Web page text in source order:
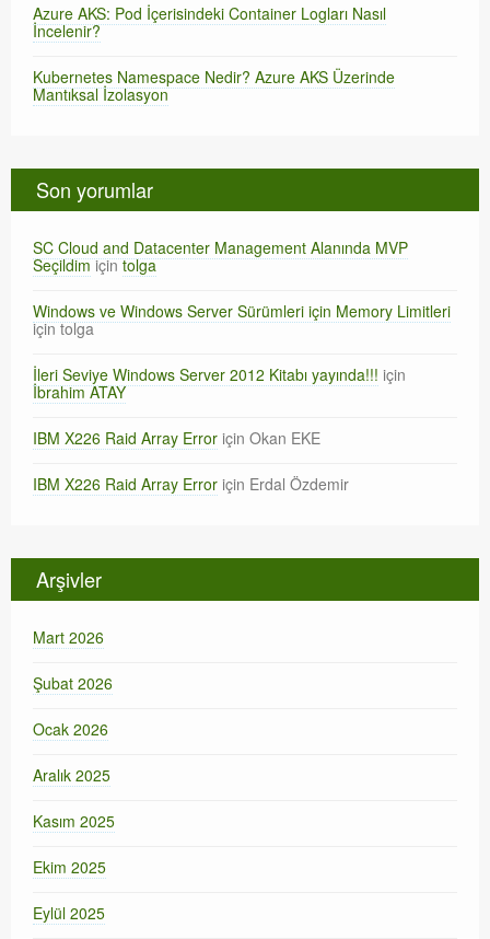
Azure AKS: Pod İçerisindeki Container Logları Nasıl
İncelenir?
Kubernetes Namespace Nedir? Azure AKS Üzerinde
Mantıksal İzolasyon
Son yorumlar
SC Cloud and Datacenter Management Alanında MVP
Seçildimiçintolga
Windows ve Windows Server Sürümleri için Memory Limitleri
içintolga
İleri Seviye Windows Server 2012 Kitabı yayında!!! için
İbrahim ATAY
IBM X226 Raid Array Error için Okan EKE
IBM X226 Raid Array Error için Erdal Özdemir
Arşivler
Mart 2026
Şubat 2026
Ocak 2026
Aralık 2025
Kasım 2025
Ekim 2025
Eylül 2025